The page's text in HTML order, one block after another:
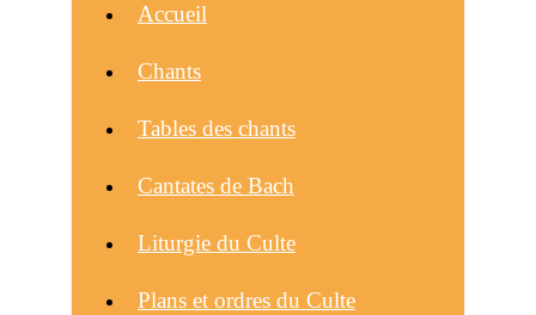
Accueil
Chants
Tables des chants
Cantates de Bach
Liturgie du Culte
Plans et ordres du Culte